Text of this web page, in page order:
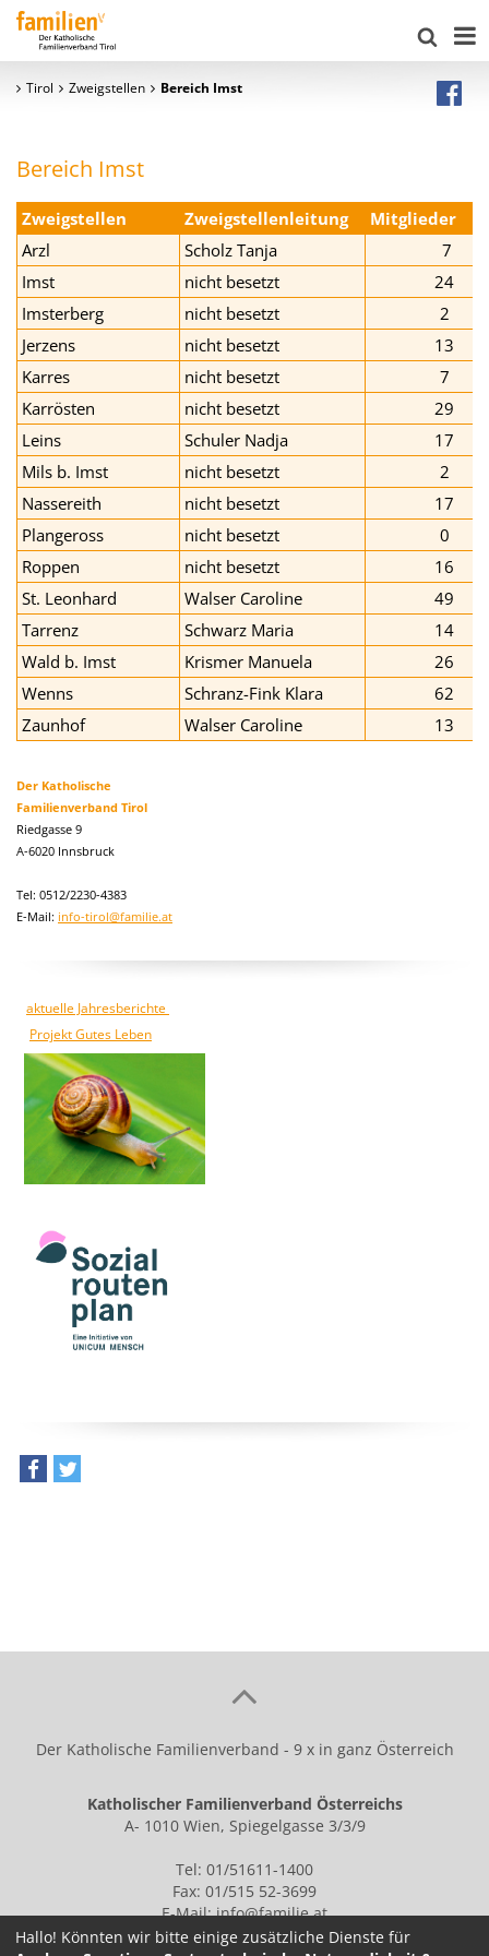
Tirol Zweigstellen Bereich Imst
Bereich Imst
Zweigstellen Zweigstellenleitung
Mitglieder
Arzl
Scholz Tanja
7
Imst
nicht besetzt
24
Imsterberg
nicht besetzt
2
Jerzens
nicht besetzt
13
Karres
nicht besetzt
7
Karrösten
nicht besetzt
29
Leins
Schuler Nadja
17
Mils b. Imst
nicht besetzt
2
Nassereith
nicht besetzt
17
Plangeross
nicht besetzt
0
Roppen
nicht besetzt
16
St. Leonhard
Walser Caroline
49
Tarrenz
Schwarz Maria
14
Wald b. Imst
Krismer Manuela
26
Wenns
Schranz-Fink Klara
62
Zaunhof
Walser Caroline 13
Der Katholische
Familienverband Tirol
Riedgasse 9
A-6020 Innsbruck
Tel: 0512/2230-4383
E-Mail: info-tirol@familie.at
aktuelle Jahresberichte
Projekt Gutes Leben
Der Katholische Familienverband - 9 x in ganz Österreich
Katholischer Familienverband Österreichs
A- 1010 Wien, Spiegelgasse 3/3/9
Tel: 01/51611-1400
Fax: 01/515 52-3699
E-Mail:info@familie.at
Hallo! Könnten wir bitte einige zusätzliche Dienste für